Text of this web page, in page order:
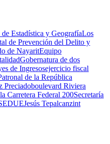
Estadística y GeografíaLos
de Prevención del Delito y
de NayaritEquipo
Gobernatura de dos
de Ingresosejercicio fiscal
de la República
Preciadoboulevard Riviera
Carretera Federal 200Secretaría
Jesús Tepalcanzint